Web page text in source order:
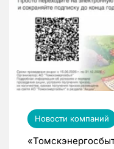
Новости компаний